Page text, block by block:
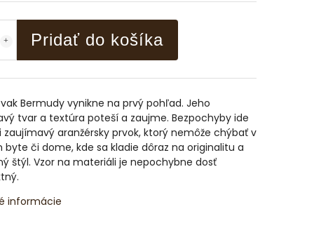
Pridať do košíka
Bermudy vynikne na prvý pohľad. Jeho
tvar a textúra poteší a zaujme. Bezpochyby ide
aranžérsky prvok, ktorý nemôže chýbať v
byte či dome, kde sa kladie dôraz na originalitu a
štýl. Vzor na materiáli je nepochybne dosť
informácie